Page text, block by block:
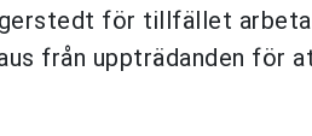
för tillfället
från uppträdanden för